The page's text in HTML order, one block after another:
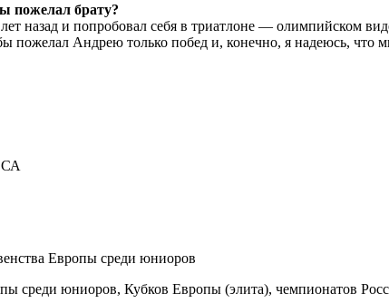
пожелал брату?
назад и попробовал себя в триатлоне — олимпийском
пожелал Андрею только побед и, конечно, я надеюсь, что
Европы среди юниоров
среди юниоров, Кубков Европы (элита), чемпионатов